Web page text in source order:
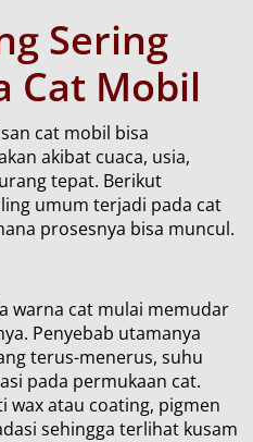
Sering
Cat Mobil
cat mobil bisa
akibat cuaca, usia,
tepat. Berikut
umum terjadi pada cat
prosesnya bisa muncul.
warna cat mulai memudar
Penyebab utamanya
terus-menerus, suhu
pada permukaan cat.
wax atau coating, pigmen
sehingga terlihat kusam